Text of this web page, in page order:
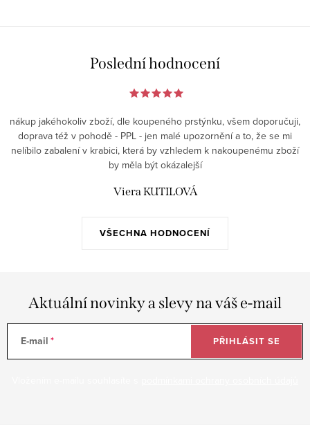
Poslední hodnocení
VŠECHNA HODNOCENÍ
nákup jakéhokoliv zboží, dle koupeného prstýnku, všem doporučuji,
doprava též v pohodě - PPL - jen malé upozornění a to, že se mi
nelíbilo zabalení v krabici, která by vzhledem k nakoupenému zboží
by měla být okázalejší
Viera KUTILOVÁ
Aktuální novinky a slevy na váš e-mail
E-mail PŘIHLÁSIT SE